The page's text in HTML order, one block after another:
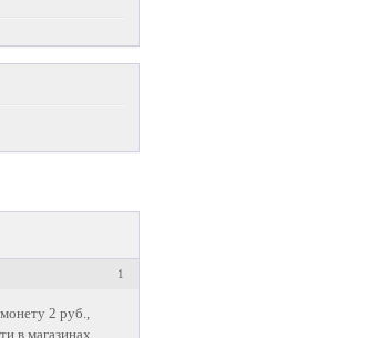
1
2 руб.,
в магазинах.